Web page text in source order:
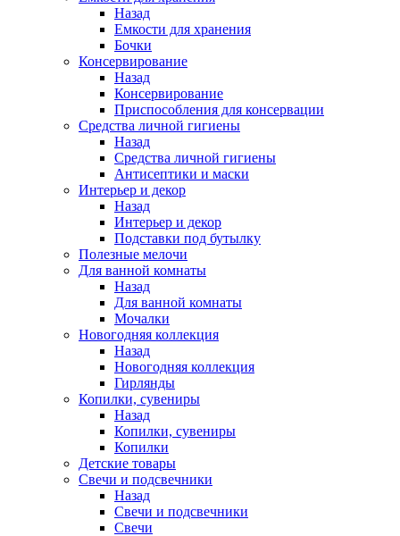
Назад
Емкости для хранения
Бочки
Консервирование
Назад
Консервирование
Приспособления для консервации
Средства личной гигиены
Назад
Средства личной гигиены
Антисептики и маски
Интерьер и декор
Назад
Интерьер и декор
Подставки под бутылку
Полезные мелочи
Для ванной комнаты
Назад
Для ванной комнаты
Мочалки
Новогодняя коллекция
Назад
Новогодняя коллекция
Гирлянды
Копилки, сувениры
Назад
Копилки, сувениры
Копилки
Детские товары
Свечи и подсвечники
Назад
Свечи и подсвечники
Свечи